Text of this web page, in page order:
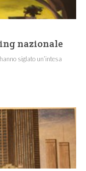
nazionale
siglato un’intesa